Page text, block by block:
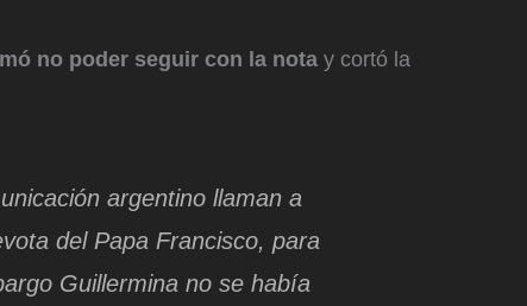
no poder seguir con la nota y cortó la
argentino llaman a
del Papa Francisco, para
Guillermina no se había